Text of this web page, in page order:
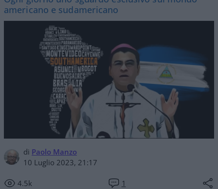
americano e sudamericano
di Paolo Manzo
10 Luglio 2023, 21:17
4.5k 1